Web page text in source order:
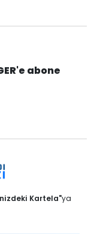
abone
Kartela"ya